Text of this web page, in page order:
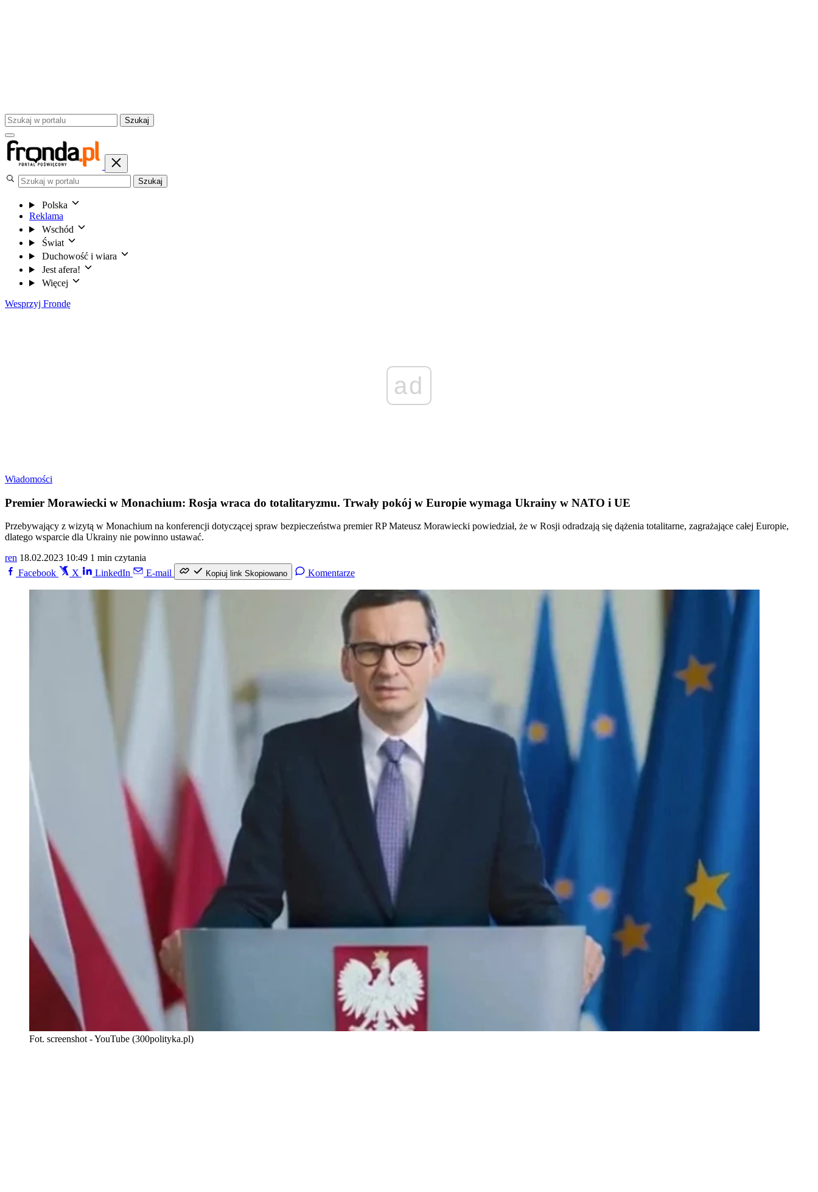
Szukaj
Szukaj
Polska
Reklama
Wschód
Świat
Duchowość i wiara
Jest afera!
Więcej
Wesprzyj Frondę
ad
Wiadomości
Premier Morawiecki w Monachium: Rosja wraca do totalitaryzmu. Trwały pokój w Europie wymaga Ukrainy w NATO i UE
Przebywający z wizytą w Monachium na konferencji dotyczącej spraw bezpieczeństwa premier RP Mateusz Morawiecki powiedział, że w Rosji odradzają się dążenia totalitarne, zagrażające całej Europie,
dlatego wsparcie dla Ukrainy nie powinno ustawać.
ren 18.02.2023 10:49 1 min czytania
Facebook
X LinkedIn E-mail Kopiuj link Skopiowano Komentarze
Fot. screenshot - YouTube (300polityka.pl)